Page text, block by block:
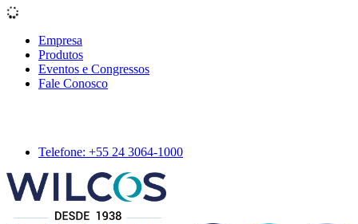
Empresa
Produtos
Eventos e Congressos
Fale Conosco
Telefone: +55 24 3064-1000